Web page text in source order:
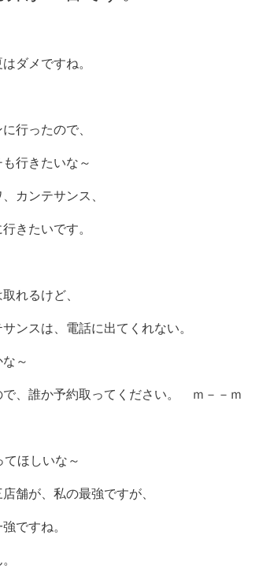
ダメですね。
行ったので、
行きたいな～
カンテサンス、
きたいです。
れるけど、
ンスは、電話に出てくれない。
～
で、誰か予約取ってください。 ｍ－－ｍ
ほしいな～
舗が、私の最強ですが、
ですね。